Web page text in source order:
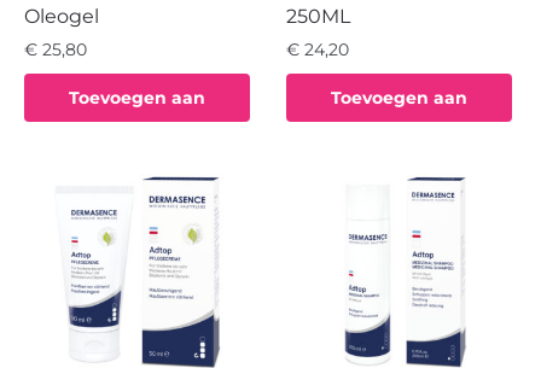
Oleogel
€ 25,80
Toevoegen aan
250ML
€ 24,20
Toevoegen aan